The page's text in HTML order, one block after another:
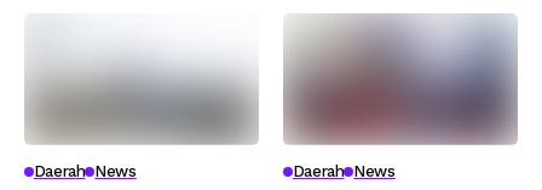
Daerah News Daerah News